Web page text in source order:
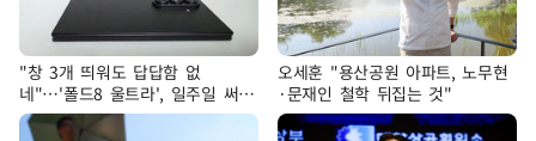
"창 3개 띄워도 답답함 없
네"…'폴드8 울트라', 일주일 써보
니
오세훈 "용산공원 아파트, 노무현
·문재인 철학 뒤집는 것"